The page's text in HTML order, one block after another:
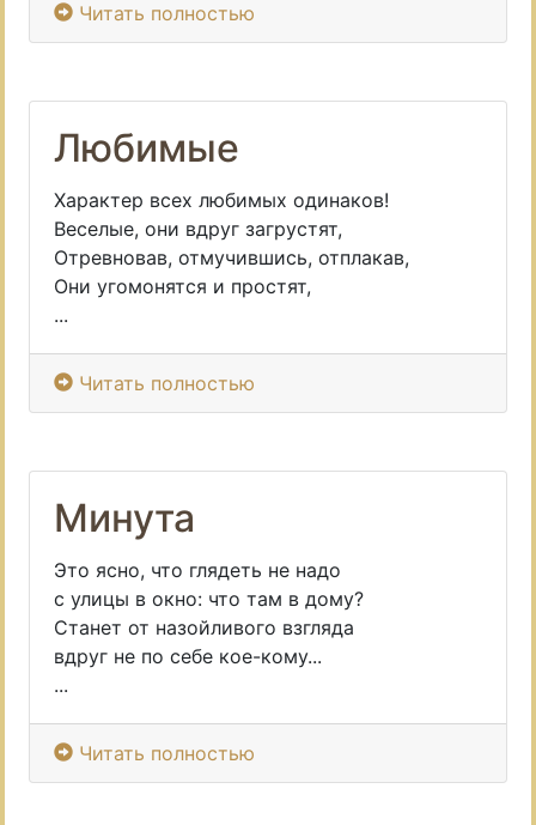
Читать полностью
Любимые
Характер всех любимых одинаков!
Веселые, они вдруг загрустят,
Отревновав, отмучившись, отплакав,
Они угомонятся и простят,
...
Читать полностью
Минута
Это ясно, что глядеть не надо
с улицы в окно: что там в дому?
Станет от назойливого взгляда
вдруг не по себе кое-кому...
...
Читать полностью